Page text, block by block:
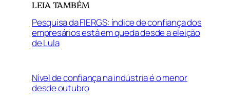
LEIA TAMBÉM
Pesquisa da FIERGS: índice de confiança dos
empresários está em queda desde a eleição
de Lula
Nível de confiança na indústria é o menor
desde outubro